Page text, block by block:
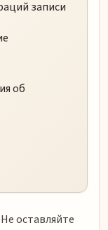
записи
об
оставляйте